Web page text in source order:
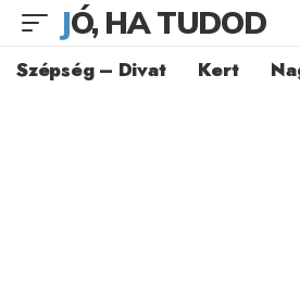
JÓ, HA TUDOD
Szépség – Divat Kert